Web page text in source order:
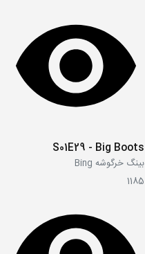
S01E29 - Big Boots
بینگ خرگوشه Bing
1185